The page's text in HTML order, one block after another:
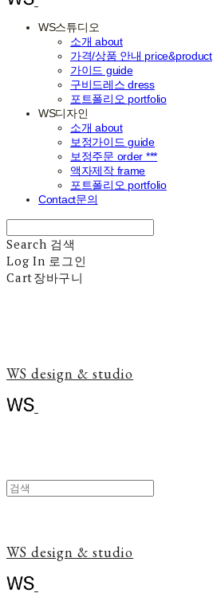
WS스튜디오
소개 about
가격/상품 안내 price&product
가이드 guide
구비드레스 dress
포트폴리오 portfolio
WS디자인
소개 about
보정가이드 guide
보정주문 order ***
액자제작 frame
포트폴리오 portfolio
Contact문의
Search 검색
Log In 로그인
Cart장바구니
WS design & studio
WS design & studio